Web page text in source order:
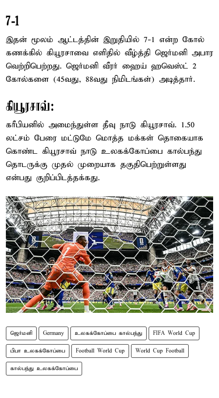
7-1
இதன் மூலம் ஆட்டத்தின் இறுதியில் 7-1 என்ற கோல்
கணக்கில் கியூரசாவை எளிதில் வீழ்த்தி ஜெர்மனி அபார
வெற்றிபெற்றது. ஜெர்மனி வீரர் ஹைய் ஹவெஸ்ட் 2
கோல்களை (45வது, 88வது நிமிடங்கள்) அடித்தார்.
கியூரசாவ்:
கரீபியனில் அமைந்துள்ள தீவு நாடு கியூரசாவ். 1.50
லட்சம் பேரை மட்டுமே மொத்த மக்கள் தொகையாக
கொண்ட கியூரசாவ் நாடு உலகக்கோப்பை கால்பந்து
தொடருக்கு முதல் முறையாக தகுதிபெற்றுள்ளது
என்பது குறிப்பிடத்தக்கது.
ஜெர்மனி Germany உலகக்கோப்பை கால்பந்து FIFA World Cup
பிபா உலகக்கோப்பை Football World Cup World Cup Football
கால்பந்து உலகக்கோப்பை